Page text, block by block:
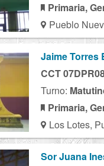
Primaria,
Pueblo
Jaime Torres
CCT
Turno:
Primaria,
Los Lotes,
Sor Juana